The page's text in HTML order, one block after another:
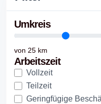
Umkreis
von 25 km
Arbeitszeit
Vollzeit
Teilzeit
Geringfügige